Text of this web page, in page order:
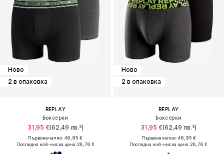
Ново
2 в опаковка
REPLAY
Боксерки
31,95 €(62,49 лв.³)
Първоначално: 46,95 €
Последна най-ниска цена:28,76 €
Ново
2 в опаковка
REPLAY
Боксерки
31,95 €(62,49 лв.³)
Първоначално: 46,95 €
Последна най-ниска цена:28,76 €